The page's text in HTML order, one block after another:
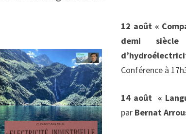
12 août «
demi siècle
Conférence à
14 août «
par Bernat